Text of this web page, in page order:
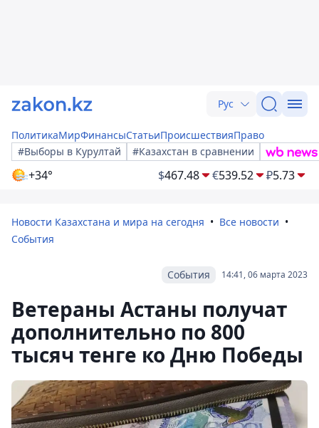
Рус
ПолитикаМирФинансыСтатьиПроисшествияПраво
#Выборы в Курултай
#Казахстан в сравнении
+34° $467.48 €539.52 ₽5.73
Новости Казахстана и мира на сегодня
Все новости
События
14:41, 06 марта 2023
События
Ветераны Астаны получат
дополнительно по 800
тысяч тенге ко Дню Победы